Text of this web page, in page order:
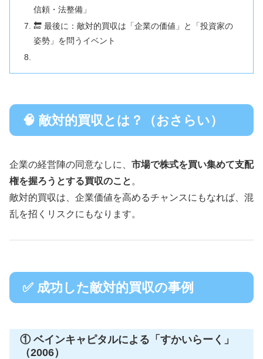
信頼・法整備」
🔚 最後に：敵対的買収は「企業の価値」と「投資家の
姿勢」を問うイベント
🧠 敵対的買収とは？（おさらい）
企業の経営陣の同意なしに、 市場で株式を買い集めて支配
権を握ろうとする買収のこと 。
敵対的買収は、企業価値を高めるチャンスにもなれば、混
乱を招くリスクにもなります。
✅ 成功した敵対的買収の事例
① ベインキャピタルによる「すかいらーく」
（2006）